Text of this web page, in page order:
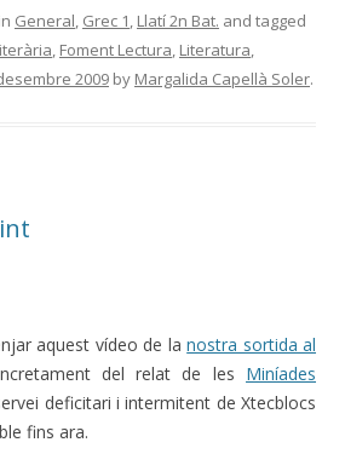
General, Grec 1, Llatí 2n Bat. and tagged
, Foment Lectura, Literatura,
2009 by Margalida Capellà Soler.
aquest vídeo de lanostra sortida al
del relat de les Miníades
deficitari i intermitent de Xtecblocs
fins ara.